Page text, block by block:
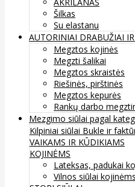
Šilkas
Su elastanu
AUTORINIAI DRABUŽIAI IR
Megztos kojinės
Megzti šalikai
Megztos skraistės
Riešinės, pirštinės
Megztos kepurės
Rankų darbo
Mezgimo siūlai pagal
Kilpiniai siūlai Bukle ir
VAIKAMS IR KŪDIKIAMS
KOJINĖMS
Lateksas, padukai
Vilnos siūlai kojinėms